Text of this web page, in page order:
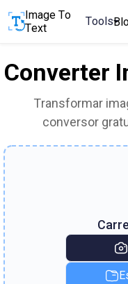
Image To
Text
Tools
Converter
Transformar
conversor